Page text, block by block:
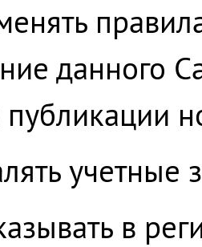
данного
учетные
в